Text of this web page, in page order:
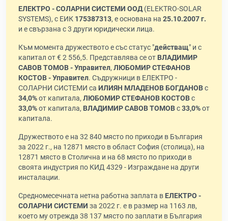
ЕЛЕКТРО - СОЛАРНИ СИСТЕМИ ООД(ELEKTRO-SOLAR
SYSTEMS), с ЕИК 175387313, е основана на 25.10.2007 г.
и е свързана с 3 други юридически лица.
Към момента дружеството е със статус "действащ" и с
капитал от € 2 556,5. Представлява се от ВЛАДИМИР
САВОВ ТОМОВ - Управител, ЛЮБОМИР СТЕФАНОВ
КОСТОВ - Управител. Съдружници в ЕЛЕКТРО -
СОЛАРНИ СИСТЕМИ са ИЛИЯН МЛАДЕНОВ БОГДАНОВс
34,0%от капитала, ЛЮБОМИР СТЕФАНОВ КОСТОВс
33,0%от капитала, ВЛАДИМИР САВОВ ТОМОВс33,0%от
капитала.
Дружеството е на 32 840 място по приходи в България
за 2022 г., на 12871 място в област София (столица), на
12871 място в Столична и на 68 място по приходи в
своята индустрия по КИД 4329 - Изграждане на други
инсталации.
Средномесечната нетна работна заплата в ЕЛЕКТРО -
СОЛАРНИ СИСТЕМИ за 2022 г. е в размер на 1163 лв,
което му отрежда 38 137 място по заплати в България